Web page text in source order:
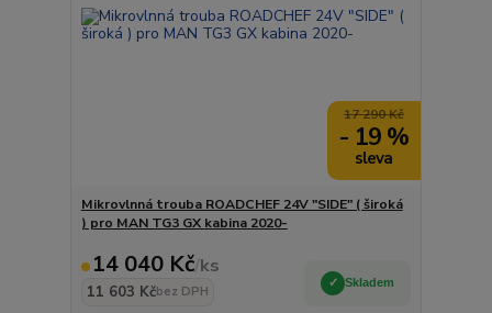
17 290 Kč
- 19 %
Mikrovlnná trouba ROADCHEF 24V "SIDE" ( široká
) pro MAN TG3 GX kabina 2020-
14 040 Kč/ks
11 603 Kčbez DPH
Skladem